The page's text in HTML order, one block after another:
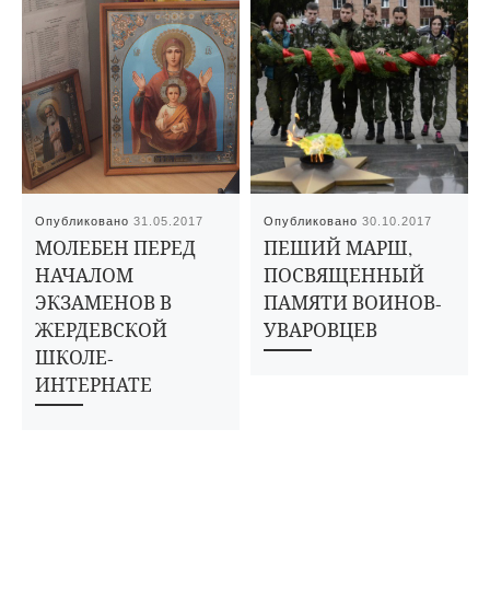
Опубликовано31.05.2017
МОЛЕБЕН ПЕРЕД
НАЧАЛОМ
ЭКЗАМЕНОВ В
ЖЕРДЕВСКОЙ
ШКОЛЕ-
ИНТЕРНАТЕ
Опубликовано30.10.2017
ПЕШИЙ МАРШ,
ПОСВЯЩЕННЫЙ
ПАМЯТИ ВОИНОВ-
УВАРОВЦЕВ